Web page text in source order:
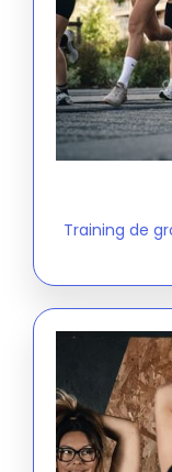
Training de